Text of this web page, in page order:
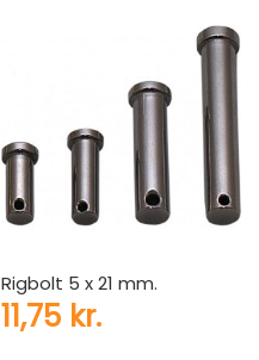
Rigbolt 5 x 21 mm.
11,75 kr.